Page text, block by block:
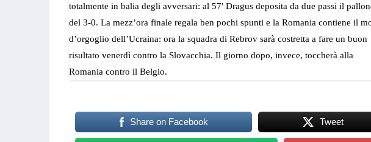
totalmente in balia degli avversari: al 57′ Dragus deposita da due passi il
del 3-0. La mezz’ora finale regala ben pochi spunti e la Romania contiene il
d’orgoglio dell’Ucraina: ora la squadra di Rebrov sarà costretta a fare un buon
risultato venerdì contro la Slovacchia. Il giorno dopo, invece, toccherà alla
Romania contro il Belgio.
Share on Facebook Tweet